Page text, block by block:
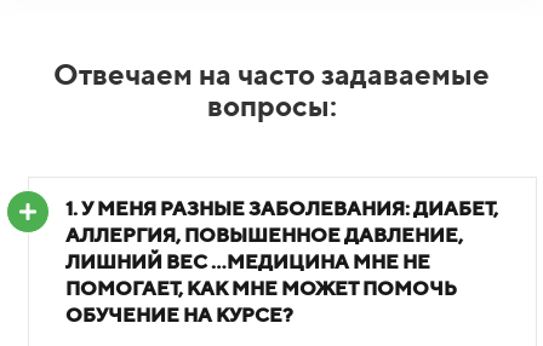
Отвечаем на часто задаваемые
вопросы:
1. У МЕНЯ РАЗНЫЕ ЗАБОЛЕВАНИЯ: ДИАБЕТ,
АЛЛЕРГИЯ, ПОВЫШЕННОЕ ДАВЛЕНИЕ,
ЛИШНИЙ ВЕС …МЕДИЦИНА МНЕ НЕ
ПОМОГАЕТ, КАК МНЕ МОЖЕТ ПОМОЧЬ
ОБУЧЕНИЕ НА КУРСЕ?